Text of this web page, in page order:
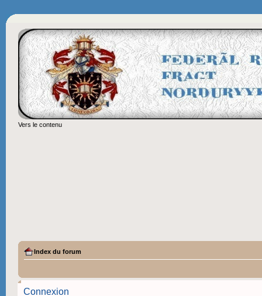
Vers le contenu
Index du forum
Connexion